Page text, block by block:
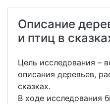
Описание
и птиц в
Цель исследования –
описания деревьев,
сказках.
В ходе исследования